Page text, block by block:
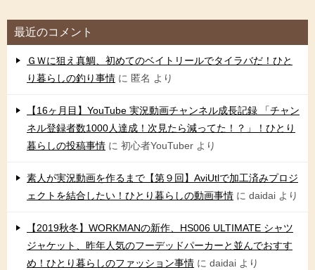
最近のコメント
ＧＷに狙え真鯛、初めてのベイトリールでタイラバだ！ひと
り暮らしの釣り事情 に 匿名 より
【16ヶ月目】YouTube 実況動画チャンネル成長記録 「チャン
ネル登録者数1000人達成！次見たら減ってた！？」！ひとり
暮らしの投稿事情 に 初心者YouTuber より
素人が実況動画を作るまで【第９回】AviUtlで加工済みプロジ
ェクトを結合したい！ひとり暮らしの動画事情 に daidai より
【2019秋冬】WORKMANの新作、HS006 ULTIMATE シャツ
ジャケット、昨年人気のフーデッドパーカーと並んでおすす
め！ひとり暮らしのファッション事情 に daidai より